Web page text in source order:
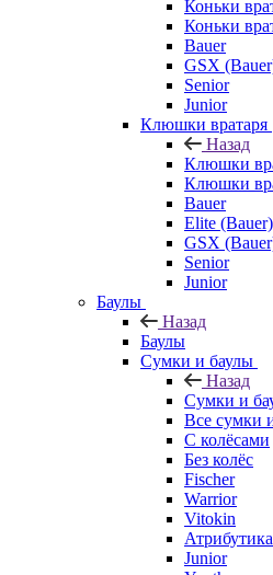
Коньки
Коньки
Bauer
GSX
Senior
Junior
Клюшки вратаря
Назад
Клюшки
Клюшки
Bauer
Elite (Bauer)
GSX
Senior
Junior
Баулы
Назад
Баулы
Сумки и баулы
Назад
Сумки и
Все сумки
С колёсами
Без колёс
Fischer
Warrior
Vitokin
Junior